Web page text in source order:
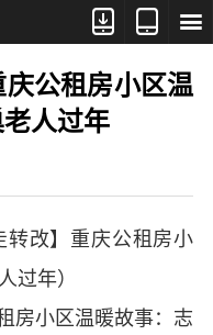



庆公租房小区温
人过年
改】重庆公租房小
过年）